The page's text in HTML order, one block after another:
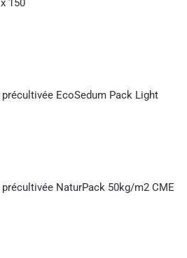
150
EcoSedum Pack Light
NaturPack 50kg/m2 CME